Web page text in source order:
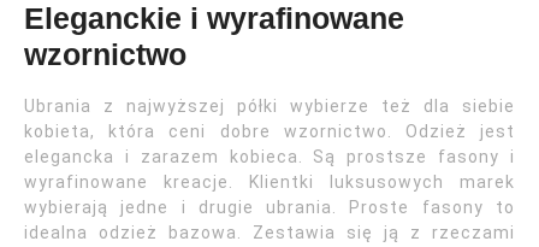
Eleganckie i wyrafinowane
wzornictwo
Ubrania z najwyższej półki wybierze też dla siebie
kobieta, która ceni dobre wzornictwo. Odzież jest
elegancka i zarazem kobieca. Są prostsze fasony i
wyrafinowane kreacje. Klientki luksusowych marek
wybierają jedne i drugie ubrania. Proste fasony to
idealna odzież bazowa. Zestawia się ją z rzeczami